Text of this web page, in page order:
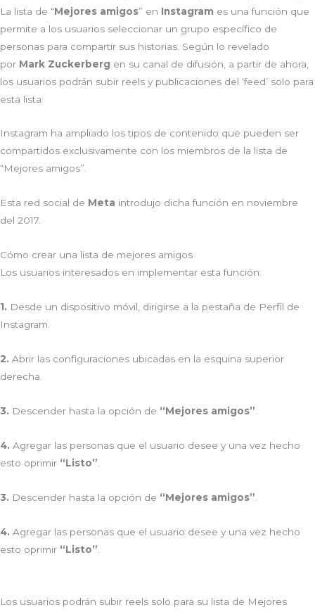
La lista de “Mejores amigos” en Instagram es una función que
permite a los usuarios seleccionar un grupo específico de
personas para compartir sus historias. Según lo revelado
por Mark Zuckerberg en su canal de difusión, a partir de ahora,
los usuarios podrán subir reels y publicaciones del ‘feed’ solo para
esta lista.
Instagram ha ampliado los tipos de contenido que pueden ser
compartidos exclusivamente con los miembros de la lista de
“Mejores amigos”.
Esta red social de Meta introdujo dicha función en noviembre
del 2017.
Cómo crear una lista de mejores amigos
Los usuarios interesados en implementar esta función:
1. Desde un dispositivo móvil, dirigirse a la pestaña de Perfil de
Instagram.
2. Abrir las configuraciones ubicadas en la esquina superior
derecha.
3. Descender hasta la opción de “Mejores amigos”
4. Agregar las personas que el usuario desee y una vez hecho
esto oprimir “Listo”
3. Descender hasta la opción de “Mejores amigos”
4. Agregar las personas que el usuario desee y una vez hecho
esto oprimir “Listo”
Los usuarios podrán subir reels solo para su lista de Mejores